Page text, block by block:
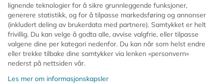
lignende teknologier for å sikre grunnleggende funksjoner,
generere statistikk, og for å tilpasse markedsføring og annonser
(inkludert deling av brukerdata med partnere). Samtykket er helt
frivillig. Du kan velge å godta alle, avvise valgfrie, eller tilpasse
valgene dine per kategori nedenfor. Du kan når som helst endre
eller trekke tilbake dine samtykker via lenken «personvern»
nederst på nettsiden vår.
Les mer om informasjonskapsler